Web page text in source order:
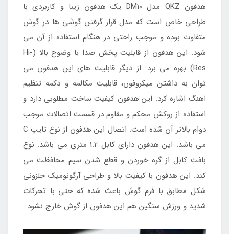
هدفون QKZ مدل DM10 یک هدفون زیبا و کاربردی با
طراحی خاص است که مدل قرار گرفتن گوشی ها در گوش
متفاوت بوده و موجب راحتی در هنگام استفاده از آن می
شود. این هدفون از قابلیت پخش صدا با وضوح بالا (Hi-
Res) بهره می برد. از دیگر قابلیت های این هدفون می
توان به داشتن میکروفون، قابلیت مکالمه و دکمه تنظیم
اهنگ اشاره کرد. این هدفون کیفیت ساخت مطلوبی دارد و
استفاده از روکش محکم و مقاوم در قسمت اتصالات موجب
دوام بالاتر آن شده است. اتصال این هدفون از نوع تایپ C
می باشد. این هدفون دارای کابل 1.2 متری می باشد. نوع
بافت کابل از گره خوردن و قطع شدن سیم محافظت می
کند. این هدفون با کیفیت بالا و طراحی آرگونومیک حلزونی
شکل مطابق با فرم گوش باعث شده که حتی با تحرکات
شدید و ورزش سنگین هم این هدفون از گوش خارج نشود